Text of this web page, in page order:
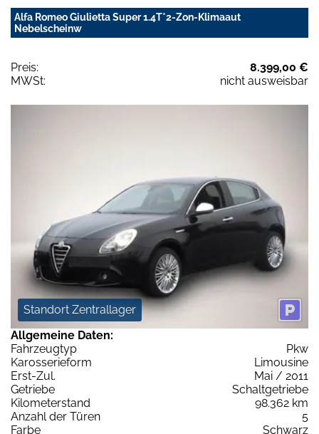
Alfa Romeo Giulietta Super 1.4T*2-Zon-Klimaaut
Nebelscheinw
Preis:
8.399,00 €
MWSt:
nicht ausweisbar
Standort Zentrallager
Allgemeine Daten:
Fahrzeugtyp
Pkw
Karosserieform
Limousine
Erst-Zul.
Mai / 2011
Getriebe
Schaltgetriebe
Kilometerstand
98.362 km
Anzahl der Türen
5
Farbe
Schwarz